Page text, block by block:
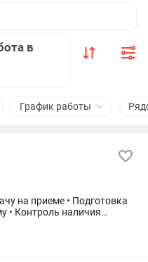
в
График работы
на приеме • Подготовка
заказе • Соблюдение